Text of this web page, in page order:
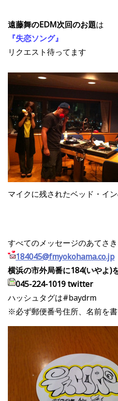
遠藤舞のEDM次回のお題は
『失恋ソング』
リクエスト待ってます
マイクに残されたベッド・イ
すべてのメッセージのあてさき
184045@fmyokohama.co.jp
横浜の市外局番に184(いやよ)
045-224-1019 twitter
ハッシュタグは#baydrm
※必ず郵便番号住所、名前を